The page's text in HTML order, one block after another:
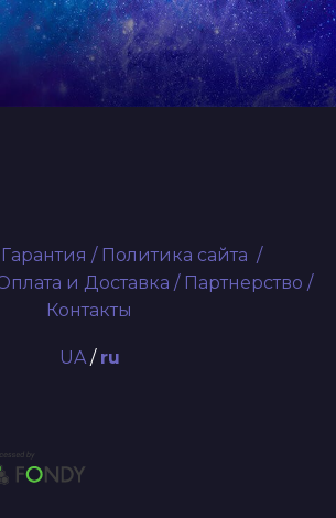
Гарантия / Политика сайта /
и Доставка / Партнерство /
Контакты
UA/ ru